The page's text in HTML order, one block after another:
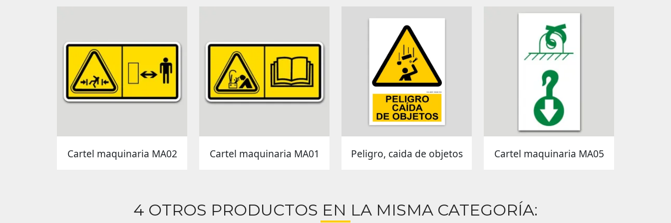
Cartel maquinaria MA02 Cartel maquinaria MA01 Peligro, caida de objetos Cartel maquinaria MA05
4 OTROS PRODUCTOS EN LA MISMA CATEGORÍA: